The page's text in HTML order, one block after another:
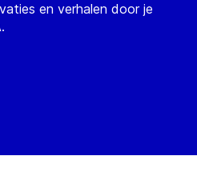
en verhalen door je